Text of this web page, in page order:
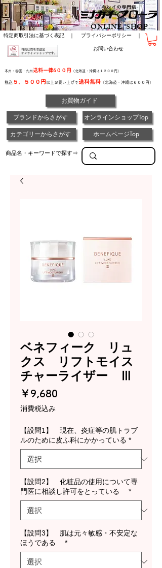
ONLINE SHOP
本州・四国・九州 送料一律6００円 （北海道・沖縄は１２００円）
税込 ５，５００円 以上お買い上げで送料無料 （北海道・沖縄は６００円）
特定商取引法に基づく表記 ｜ プライバシーポリシー ｜
お問い合わせ
ブランドからさがす
カテゴリーからさがす
お買物ガイド
オンラインショップTop
ホームページTop
商品名・キーワードで探す⇒
ベネフィーク リュ
クス リフトモイス
チャーライザー Ⅲ
￥9,680
消費税込み
【設問1】 現在、炎症等の肌トラブ
ルのために皮ふ科にかかっている *
【設問2】 化粧品の使用について専
門医に相談し許可をとっている
*
【設問3】 肌は元々敏感・不安定な
ほうである
*